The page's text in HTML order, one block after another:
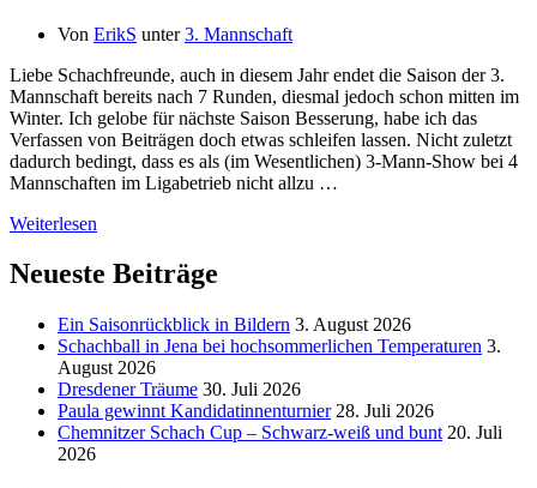
Von ErikS unter3. Mannschaft
Liebe Schachfreunde, auch in diesem Jahr endet die Saison der 3.
Mannschaft bereits nach 7 Runden, diesmal jedoch schon mitten im
Winter. Ich gelobe für nächste Saison Besserung, habe ich das
Verfassen von Beiträgen doch etwas schleifen lassen. Nicht zuletzt
dadurch bedingt, dass es als (im Wesentlichen) 3-Mann-Show bei 4
Mannschaften im Ligabetrieb nicht allzu …
Weiterlesen
Neueste Beiträge
Ein Saisonrückblick in Bildern 3. August 2026
Schachball in Jena bei hochsommerlichen Temperaturen 3.
August 2026
Dresdener Träume 30. Juli 2026
Paula gewinnt Kandidatinnenturnier 28. Juli 2026
Chemnitzer Schach Cup – Schwarz-weiß und bunt 20. Juli
2026